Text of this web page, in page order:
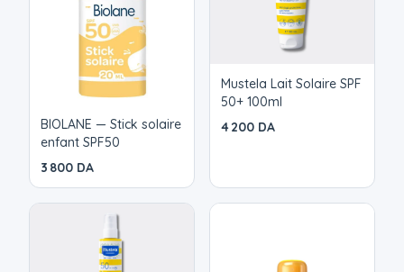
BIOLANE — Stick solaire
enfant SPF50
3 800 DA
Mustela Lait Solaire SPF
50+ 100ml
4 200 DA